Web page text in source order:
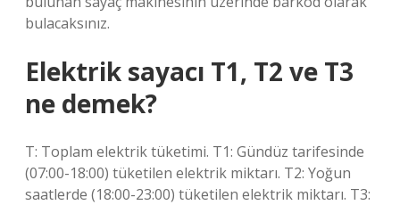
bulacaksınız.
Elektrik sayacı T1, T2 ve T3
ne demek?
T: Toplam elektrik tüketimi. T1: Gündüz tarifesinde
(07:00-18:00) tüketilen elektrik miktarı. T2: Yoğun
saatlerde (18:00-23:00) tüketilen elektrik miktarı. T3: